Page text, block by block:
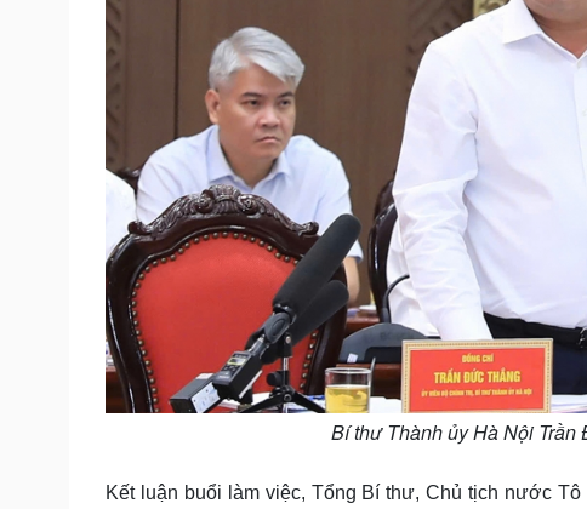
Bí thư Thành ủy Hà Nội
Kết luận buổi làm việc, Tổng Bí thư, Chủ tịch nước